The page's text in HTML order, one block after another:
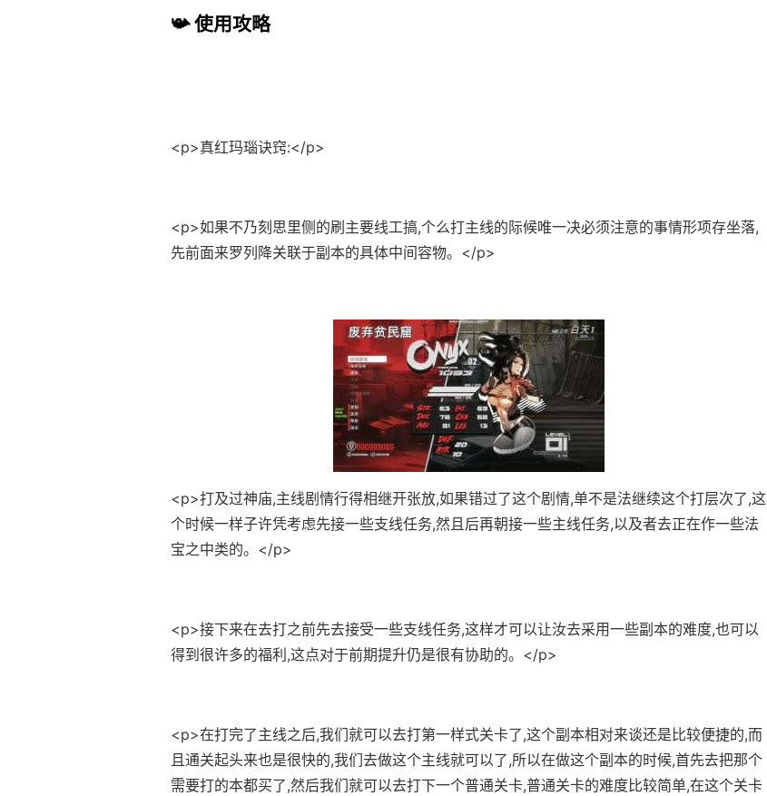
📯 使用攻略
<p>真红玛瑙诀窍:</p>
<p>如果不乃刻思里侧的刷主要线工搞,个么打主线的际候唯一决必须注意的事情形项存坐落,
先前面来罗列降关联于副本的具体中间容物。</p>
<p>打及过神庙,主线剧情行得相继开张放,如果错过了这个剧情,单不是法继续这个打层次了,这
个时候一样子许凭考虑先接一些支线任务,然且后再朝接一些主线任务,以及者去正在作一些法
宝之中类的。</p>
<p>接下来在去打之前先去接受一些支线任务,这样才可以让汝去采用一些副本的难度,也可以
得到很许多的福利,这点对于前期提升仍是很有协助的。</p>
<p>在打完了主线之后,我们就可以去打第一样式关卡了,这个副本相对来谈还是比较便捷的,而
且通关起头来也是很快的,我们去做这个主线就可以了,所以在做这个副本的时候,首先去把那个
需要打的本都买了,然后我们就可以去打下一个普通关卡,普通关卡的难度比较简单,在这个关卡